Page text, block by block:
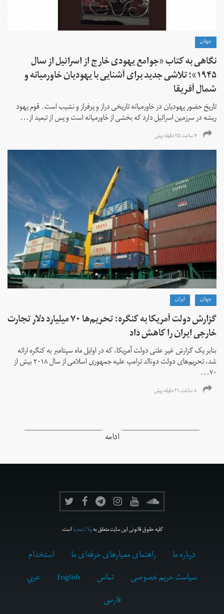
جهان
نگاهی به کتاب «جوامع یهودی خارج از اسرائیل از سال
۱۹۴۵»؛ تلاشی جدید برای آشنایی با یهودیان خاورمیانه و
شمال آفریقا
تاریخ حضور یهودیان در خاورمیانه تاریخی دراز و پرفراز و نشیب است. قوم یهود
ریشه در سرزمین اسرائیل دارد که بخشی از خاورمیانه است و پس از تبعید از...
۴ ساعت ۲۵ دقیقه پیش
جهان ايران
گزارش دولت آمریکا به کنگره: تحریم‌ها ۷۰ میلیارد دلار تجارت
خارجی ایران را کاهش داد
بنابر یک گزارش غیر علنی دولت آمریکا، که در اوایل ماه سپتامبر به کنگره ارائه
شد، تحریم‌های دولت دونالد ترامپ علیه جمهوری اسلامی از سال ۲۰۱۸ بیش از
۷۰...
۸ ساعت ۲۱ دقیقه پیش
ادامه
کلیه حقوق قانونی این سایت متعلق بهولانت‌مدیااست.
درباره ما راهنمای معیارهای حرفه‌ای ما
استخدام
سیاست حریم خصوصی
تماس English
عربي
فارسى